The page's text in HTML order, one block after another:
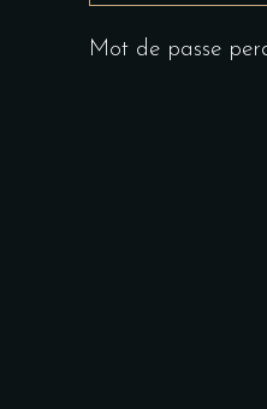
Mot de passe